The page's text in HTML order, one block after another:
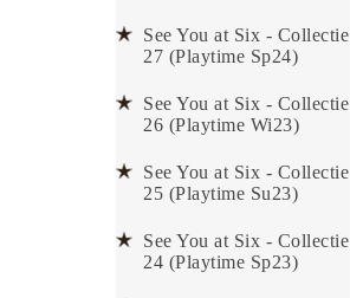
See You at Six - Collectie
27 (Playtime Sp24)
See You at Six - Collectie
26 (Playtime Wi23)
See You at Six - Collectie
25 (Playtime Su23)
See You at Six - Collectie
24 (Playtime Sp23)